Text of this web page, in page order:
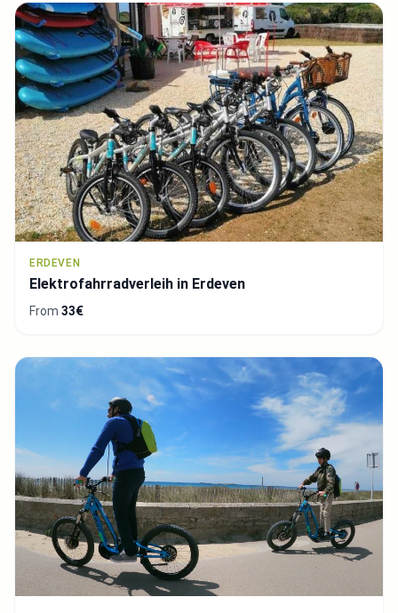
ERDEVEN
Elektrofahrradverleih in Erdeven
From 33€